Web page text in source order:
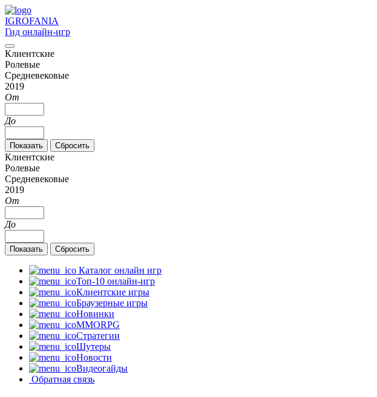
IGROFANIA
Гид онлайн-игр
Клиентские
Ролевые
Средневековые
2019
От
До
Клиентские
Ролевые
Средневековые
2019
От
До
Каталог онлайн игр
Топ-10 онлайн-игр
Клиентские игры
Браузерные игры
Новинки
MMORPG
Стратегии
Шутеры
Новости
Видеогайды
Обратная связь